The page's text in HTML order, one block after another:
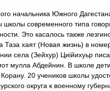
начальника Южного
школы современного типа
Это касалось также
Таза хаят (Новая жизнь) в
села (Зейхур) Циiйихуьр
мулла Абдейнин. В школе
20 учеников школы
округа к военному